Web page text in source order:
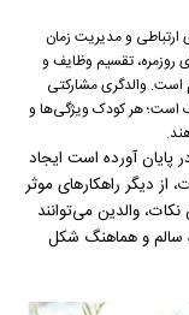
ارتباطی و مدیریت زمان
روزمره، تقسیم وظایف و
است. والدگری مشارکتی
است؛ هر کودک ویژگی‌ها و
آورده است ایجاد
دیگر راهکارهای موثر
والدین می‌توانند
سالم و هماهنگ شکل